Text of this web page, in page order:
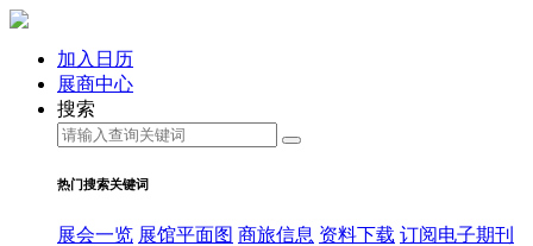
加入日历
展商中心
搜索
热门搜索关键词
展会一览 展馆平面图 商旅信息 资料下载 订阅电子期刊